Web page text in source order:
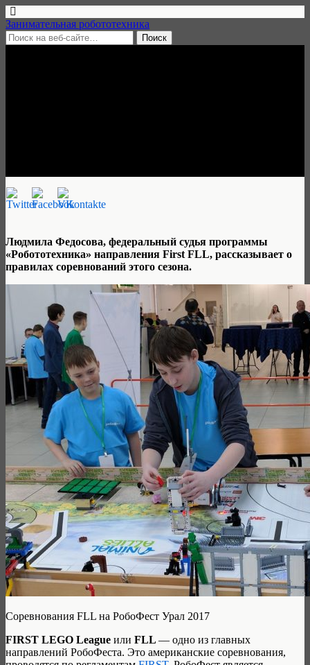
Занимательная робототехника
Людмила Федосова, федеральный судья программы
«Робототехника» направления First FLL, рассказывает о
правилах соревнований этого сезона.
Соревнования FLL на РобоФест Урал 2017
FIRST LEGO League или FLL — одно из главных
направлений РобоФеста. Это американские соревнования,